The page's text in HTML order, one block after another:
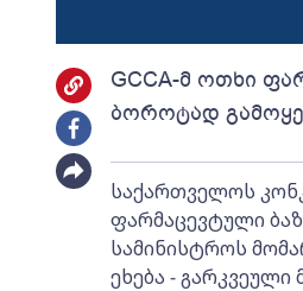
GCCA-მ ოთხი
ბოროტად
საქართველოს
ფარმაცევტული
სამინისტროს
ეხება -